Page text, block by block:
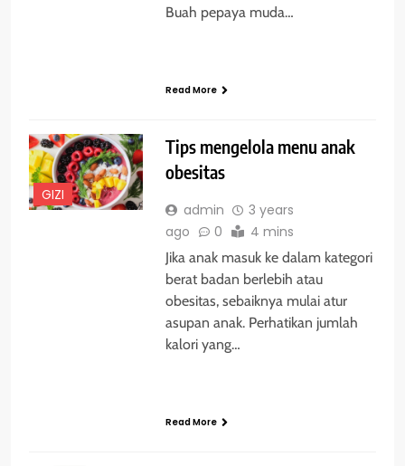
Buah pepaya muda…
Read More
GIZI
Tips mengelola menu anak
obesitas
admin
3 years
ago
0 4 mins
Jika anak masuk ke dalam kategori
berat badan berlebih atau
obesitas, sebaiknya mulai atur
asupan anak. Perhatikan jumlah
kalori yang…
Read More